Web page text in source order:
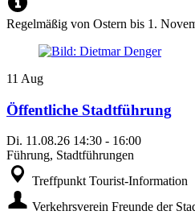
Regelmäßig von Ostern bis 1.
11 Aug
Öffentliche Stadtführung
Di. 11.08.26 14:30 - 16:00
Führung, Stadtführungen
Treffpunkt Tourist-Information
Verkehrsverein Freunde der